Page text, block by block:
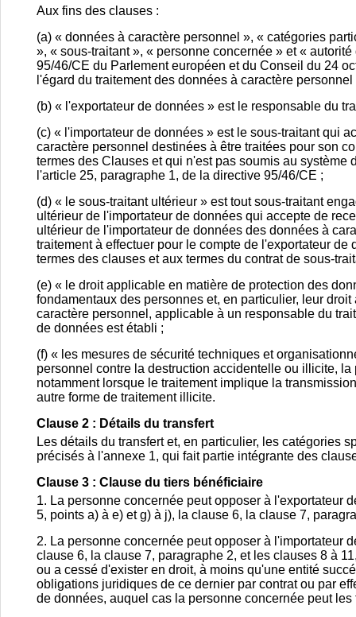
Aux fins des clauses :
(a) « données à caractère personnel », « catégories
», « sous-traitant », « personne concernée » et «
95/46/CE du Parlement européen et du Conseil du 24
l'égard du traitement des données à caractère
(b) « l'exportateur de données » est le responsable du
(c) « l'importateur de données » est le sous-traitant qui
caractère personnel destinées à être traitées pour son
termes des Clauses et qui n'est pas soumis au
l'article 25, paragraphe 1, de la directive 95/46/CE ;
(d) « le sous-traitant ultérieur » est tout sous-traitant
ultérieur de l'importateur de données qui accepte de
ultérieur de l'importateur de données des données à
traitement à effectuer pour le compte de l'exportateur
termes des clauses et aux termes du contrat de sous-
(e) « le droit applicable en matière de protection des
fondamentaux des personnes et, en particulier, leur
caractère personnel, applicable à un responsable du
de données est établi ;
(f) « les mesures de sécurité techniques et
personnel contre la destruction accidentelle ou illicite,
notamment lorsque le traitement implique la
autre forme de traitement illicite.
Clause 2 : Détails du transfert
Les détails du transfert et, en particulier, les catégories
précisés à l'annexe 1, qui fait partie intégrante des
Clause 3 : Clause du tiers bénéficiaire
1. La personne concernée peut opposer à l'exportateur
5, points a) à e) et g) à j), la clause 6, la clause 7,
2. La personne concernée peut opposer à l'importateur
clause 6, la clause 7, paragraphe 2, et les clauses 8 à
ou a cessé d'exister en droit, à moins qu'une entité
obligations juridiques de ce dernier par contrat ou par
de données, auquel cas la personne concernée peut